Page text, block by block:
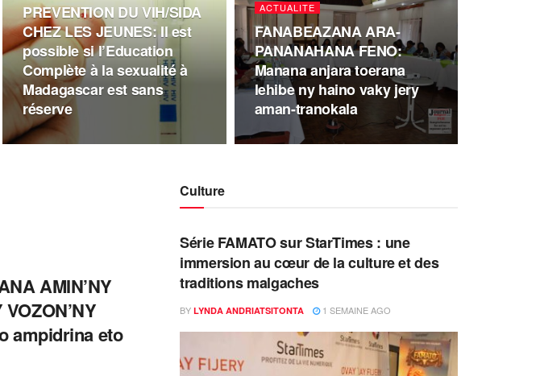
PREVENTION DU VIH/SIDA
CHEZ LES JEUNES: Il est
possible si l’Education
Complète à la sexualité à
Madagascar est sans
réserve
ACTUALITE
FANABEAZANA ARA-
PANANAHANA FENO:
Manana anjara toerana
lehibe ny haino vaky jery
aman-tranokala
AMIN’NY
ampidrina eto
Culture
Série FAMATO sur StarTimes : une
immersion au cœur de la culture et des
traditions malgaches
BY LYNDA ANDRIATSITONTA 1 SEMAINE AGO